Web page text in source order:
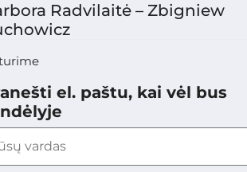
Radvilaitė – Zbigniew
el. paštu, kai vėl bus